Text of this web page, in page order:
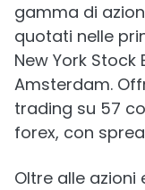
gamma di
quotati nelle
New York Stock
Amsterdam.
trading su 57
forex, con
Oltre alle azioni